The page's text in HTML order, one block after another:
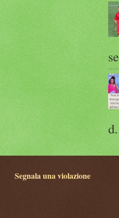
Segnala una violazione